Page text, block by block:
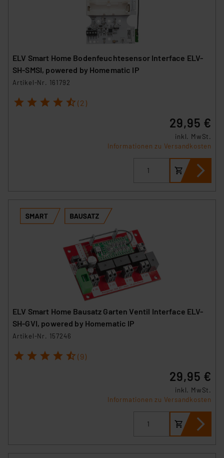
ELV Smart Home Bodenfeuchtesensor Interface ELV-
SH-SMSI, powered by Homematic IP
Artikel-Nr. 161792
1 2 3 4 5 (2)
29,95 €
inkl. MwSt.
Informationen zu Versandkosten
ELV Smart Home Bausatz Garten Ventil Interface ELV-
SH-GVI, powered by Homematic IP
Artikel-Nr. 157246
1 2 3 4 5 (9)
29,95 €
inkl. MwSt.
Informationen zu Versandkosten